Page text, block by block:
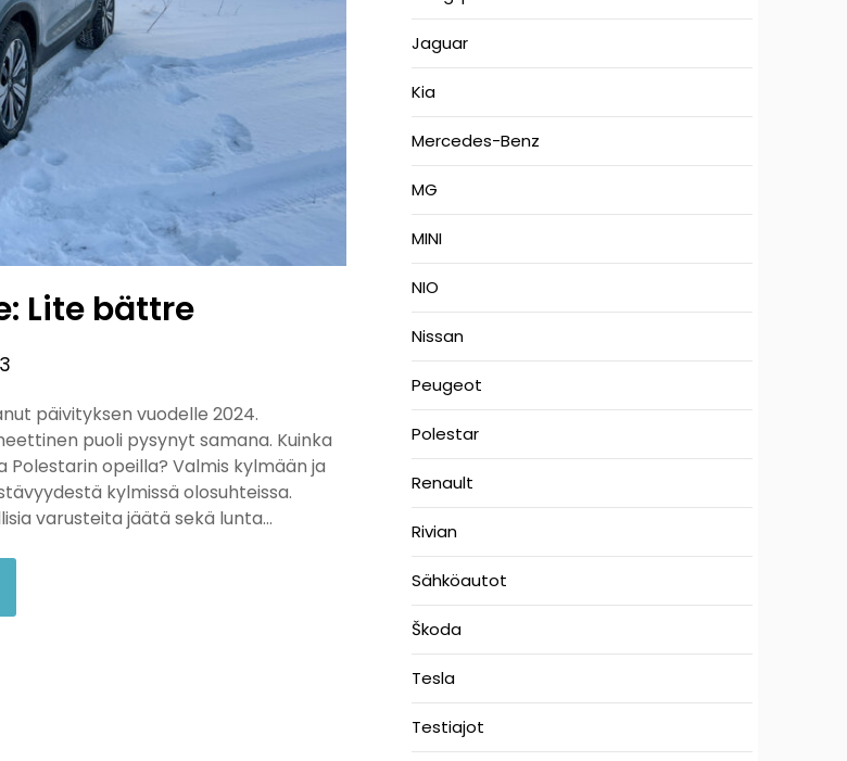
Lite bättre
päivityksen vuodelle 2024.
puoli pysynyt samana. Kuinka
opeilla? Valmis kylmään ja
kylmissä olosuhteissa.
varusteita jäätä sekä lunta…
Jaguar
Kia
Mercedes-Benz
MG
MINI
NIO
Nissan
Peugeot
Polestar
Renault
Rivian
Sähköautot
Škoda
Tesla
Testiajot